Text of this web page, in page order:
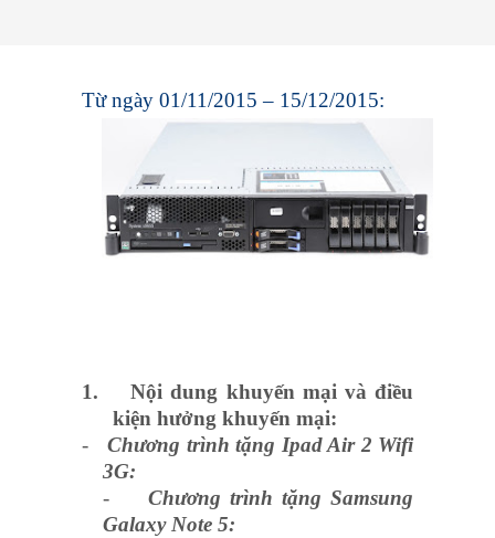
Từ ngày 01/11/2015 – 15/12/2015:
1.
Nội dung khuyến mại và điều
kiện hưởng khuyến mại:
-
Chương trình tặng Ipad Air 2 Wifi
3G:
-
Chương trình tặng Samsung
Galaxy Note 5: